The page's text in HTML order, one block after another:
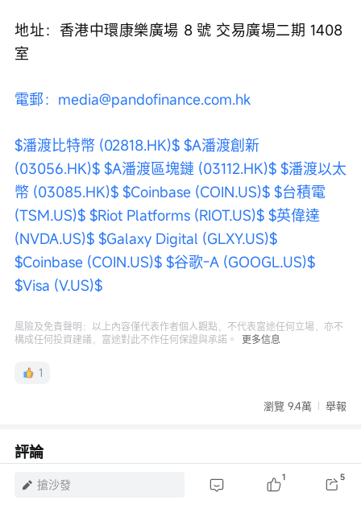
地址：香港中環康樂廣場 8 號 交易廣場二期 1408
室
電郵：media@pandofinance.com.hk
$潘渡比特幣 (02818.HK)$ $A潘渡創新
(03056.HK)$ $A潘渡區塊鏈 (03112.HK)$ $潘渡以太
幣 (03085.HK)$ $Coinbase (COIN.US)$ $台積電
(TSM.US)$ $Riot Platforms (RIOT.US)$ $英偉達
(NVDA.US)$ $Galaxy Digital (GLXY.US)$
$Coinbase (COIN.US)$ $谷歌-A (GOOGL.US)$
$Visa (V.US)$
風險及免責聲明：以上內容僅代表作者個人觀點，不代表富途任何立場，亦不
構成任何投資建議，富途對此不作任何保證與承諾。
更多信息
1
瀏覽 9.4萬 舉報
評論
登錄發表評論
搶沙發 1 5